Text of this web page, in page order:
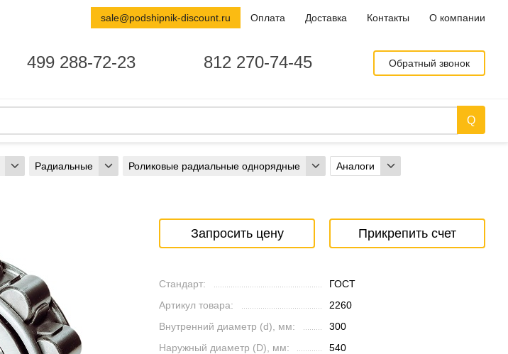
Радиальные Роликовые радиальные однорядные Аналоги
Запросить цену Прикрепить счет
Стандарт:
ГОСТ
Артикул товара:
2260
Внутренний диаметр (d), мм:
300
Наружный диаметр (D), мм:
540
499 288-72-23 812 270-74-45 Обратный звонок
sale@podshipnik-discount.ru Оплата Доставка Контакты О компании